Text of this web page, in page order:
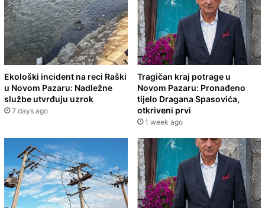
Ekološki incident na reci Raški
u Novom Pazaru: Nadležne
službe utvrđuju uzrok
7 days ago
Tragičan kraj potrage u
Novom Pazaru: Pronađeno
tijelo Dragana Spasovića,
otkriveni prvi
1 week ago